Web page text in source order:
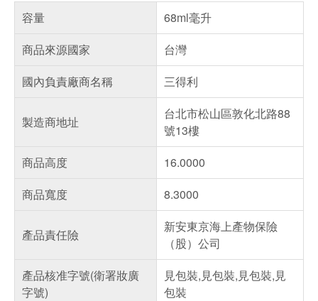
容量
68ml毫升
商品來源國家
台灣
國內負責廠商名稱
三得利
製造商地址
台北市松山區敦化北路88
號13樓
商品高度
16.0000
商品寬度
8.3000
產品責任險
新安東京海上產物保險
（股）公司
產品核准字號(衛署妝廣
字號)
見包裝,見包裝,見包裝,見
包裝